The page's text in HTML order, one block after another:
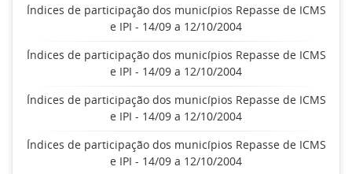
Índices de participação dos municípios Repasse de ICMS
e IPI - 14/09 a 12/10/2004
Índices de participação dos municípios Repasse de ICMS
e IPI - 14/09 a 12/10/2004
Índices de participação dos municípios Repasse de ICMS
e IPI - 14/09 a 12/10/2004
Índices de participação dos municípios Repasse de ICMS
e IPI - 14/09 a 12/10/2004